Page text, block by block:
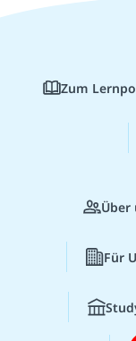
Zum
Über
Für